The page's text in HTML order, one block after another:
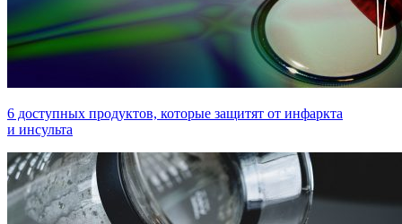
6 доступных продуктов, которые защитят от инфаркта
и инсульта